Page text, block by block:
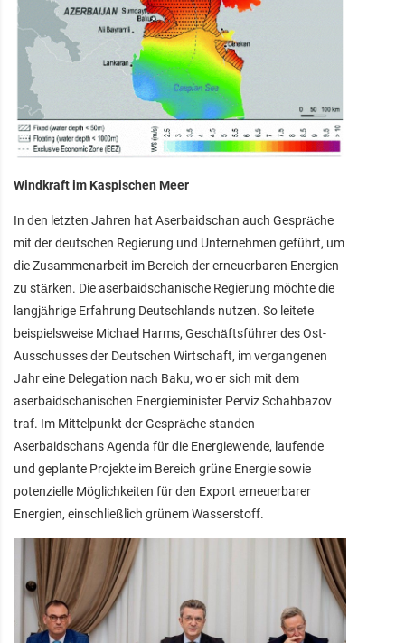
Windkraft im Kaspischen Meer
In den letzten Jahren hat Aserbaidschan auch Gespräche
mit der deutschen Regierung und Unternehmen geführt, um
die Zusammenarbeit im Bereich der erneuerbaren Energien
zu stärken. Die aserbaidschanische Regierung möchte die
langjährige Erfahrung Deutschlands nutzen. So leitete
beispielsweise Michael Harms, Geschäftsführer des Ost-
Ausschusses der Deutschen Wirtschaft, im vergangenen
Jahr eine Delegation nach Baku, wo er sich mit dem
aserbaidschanischen Energieminister Perviz Schahbazov
traf. Im Mittelpunkt der Gespräche standen
Aserbaidschans Agenda für die Energiewende, laufende
und geplante Projekte im Bereich grüne Energie sowie
potenzielle Möglichkeiten für den Export erneuerbarer
Energien, einschließlich grünem Wasserstoff.